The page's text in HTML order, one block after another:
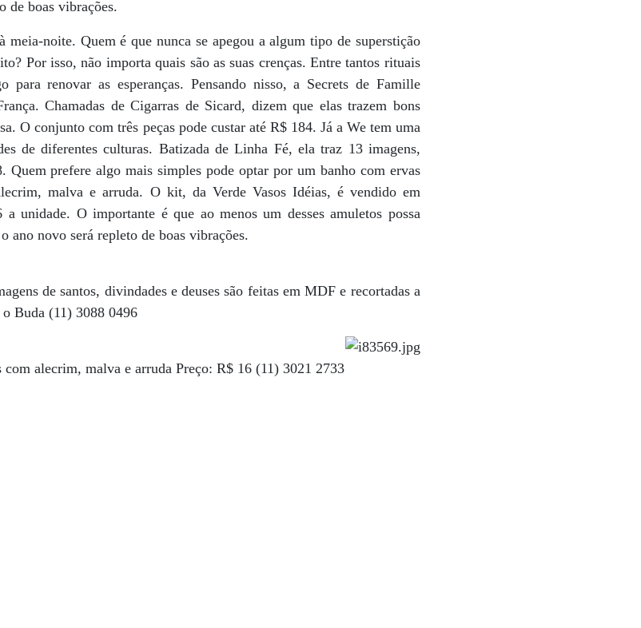
de boas vibrações.
meia-noite. Quem é que nunca se apegou a algum tipo de superstição
Por isso, não importa quais são as suas crenças. Entre tantos rituais
para renovar as esperanças. Pensando nisso, a Secrets de Famille
Chamadas de Cigarras de Sicard, dizem que elas trazem bons
O conjunto com três peças pode custar até R$ 184. Já a We tem uma
de diferentes culturas. Batizada de Linha Fé, ela traz 13 imagens,
Quem prefere algo mais simples pode optar por um banho com ervas
malva e arruda. O kit, da Verde Vasos Idéias, é vendido em
a unidade. O importante é que ao menos um desses amuletos possa
ano novo será repleto de boas vibrações.
de santos, divindades e deuses são feitas em MDF e recortadas a
Buda (11) 3088 0496
alecrim, malva e arruda Preço: R$ 16 (11) 3021 2733